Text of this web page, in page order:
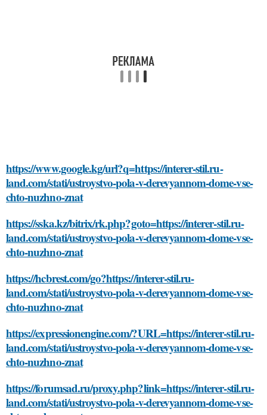
https://www.google.kg/url?q=https://interer-stil.ru-
land.com/stati/ustroystvo-pola-v-derevyannom-dome-vse-
chto-nuzhno-znat
https://sska.kz/bitrix/rk.php?goto=https://interer-stil.ru-
land.com/stati/ustroystvo-pola-v-derevyannom-dome-vse-
chto-nuzhno-znat
https://hcbrest.com/go?https://interer-stil.ru-
land.com/stati/ustroystvo-pola-v-derevyannom-dome-vse-
chto-nuzhno-znat
https://expressionengine.com/?URL=https://interer-stil.ru-
land.com/stati/ustroystvo-pola-v-derevyannom-dome-vse-
chto-nuzhno-znat
https://forumsad.ru/proxy.php?link=https://interer-stil.ru-
land.com/stati/ustroystvo-pola-v-derevyannom-dome-vse-